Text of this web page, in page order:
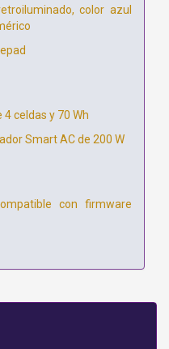
color azul
celdas y 70 Wh
Smart AC de 200 W
con firmware